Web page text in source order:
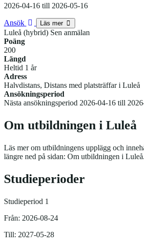
2026-04-16 till 2026-05-16
Ansök Läs mer
Luleå (hybrid) Sen anmälan
Poäng
200
Längd
Heltid 1 år
Adress
Halvdistans, Distans med platsträffar i Luleå
Ansökningsperiod
Nästa ansökningsperiod 2026-04-16 till
Om utbildningen i Luleå
Läs mer om utbildningens upplägg och
längre ned på sidan: Om utbildningen i Luleå.
Studieperioder
Studieperiod 1
Från: 2026-08-24
Till: 2027-05-28